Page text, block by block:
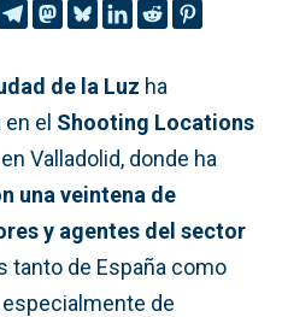
de la Luz ha
el Shooting Locations
Valladolid, donde ha
una veintena de
y agentes del sector
tanto de España como
de